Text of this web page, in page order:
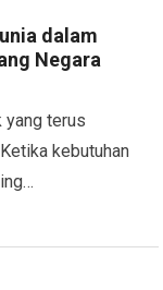
dalam
Negara
yang terus
kebutuhan